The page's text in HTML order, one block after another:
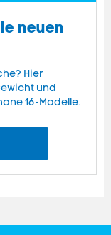
neuen
Hier
und
16-Modelle.